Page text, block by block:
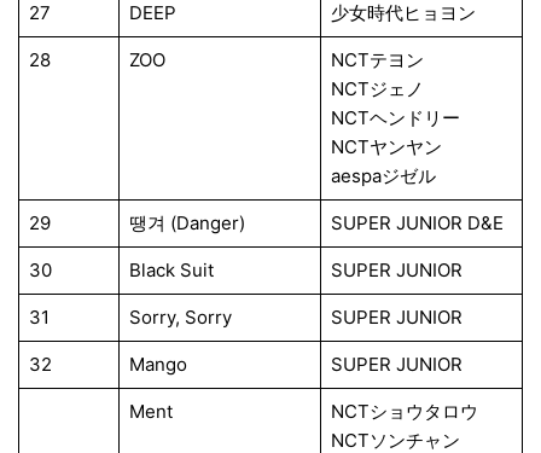
27 DEEP 少女時代ヒョヨン
28 ZOO
NCTテヨン
NCTジェノ
NCTヘンドリー
NCTヤンヤン
aespaジゼル
29 땡겨 (Danger) SUPER JUNIOR D&E
30 Black Suit SUPER JUNIOR
31 Sorry, Sorry SUPER JUNIOR
32 Mango SUPER JUNIOR
Ment
NCTショウタロウ
NCTソンチャン